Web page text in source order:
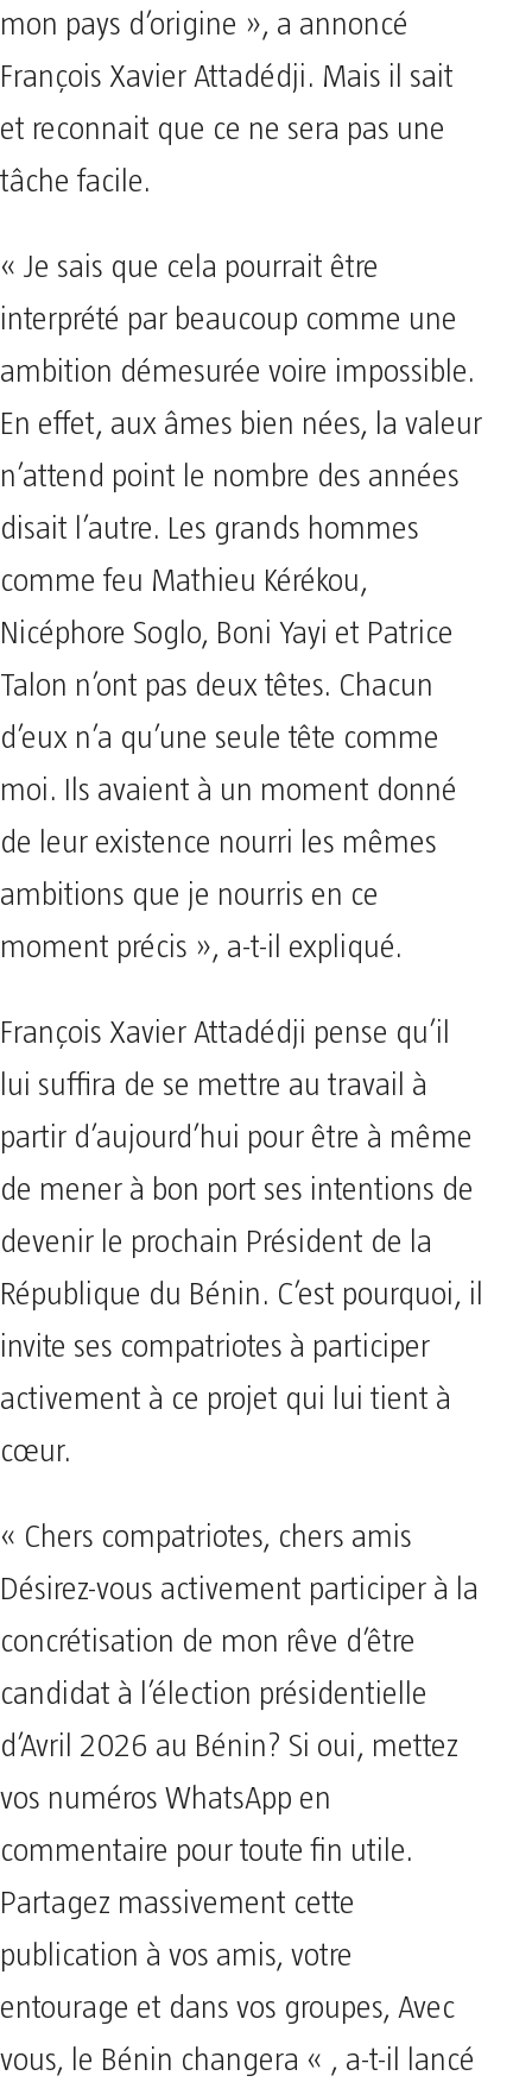
mon pays d’origine », a annoncé
François Xavier Attadédji. Mais il sait
et reconnait que ce ne sera pas une
tâche facile.
« Je sais que cela pourrait être
interprété par beaucoup comme une
ambition démesurée voire impossible.
En effet, aux âmes bien nées, la valeur
n’attend point le nombre des années
disait l’autre. Les grands hommes
comme feu Mathieu Kérékou,
Nicéphore Soglo, Boni Yayi et Patrice
Talon n’ont pas deux têtes. Chacun
d’eux n’a qu’une seule tête comme
moi. Ils avaient à un moment donné
de leur existence nourri les mêmes
ambitions que je nourris en ce
moment précis », a-t-il expliqué.
François Xavier Attadédji pense qu’il
lui suffira de se mettre au travail à
partir d’aujourd’hui pour être à même
de mener à bon port ses intentions de
devenir le prochain Président de la
République du Bénin. C’est pourquoi, il
invite ses compatriotes à participer
activement à ce projet qui lui tient à
cœur.
« Chers compatriotes, chers amis
Désirez-vous activement participer à la
concrétisation de mon rêve d’être
candidat à l’élection présidentielle
d’Avril 2026 au Bénin? Si oui, mettez
vos numéros WhatsApp en
commentaire pour toute fin utile.
Partagez massivement cette
publication à vos amis, votre
entourage et dans vos groupes, Avec
vous, le Bénin changera « , a-t-il lancé